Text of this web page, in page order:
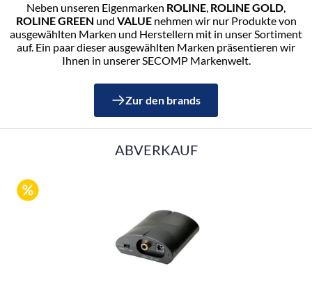
Neben unseren Eigenmarken ROLINE, ROLINE GOLD,
ROLINE GREEN und VALUE nehmen wir nur Produkte von
ausgewählten Marken und Herstellern mit in unser Sortiment
auf. Ein paar dieser ausgewählten Marken präsentieren wir
Ihnen in unserer SECOMP Markenwelt.
Zur den brands
ABVERKAUF